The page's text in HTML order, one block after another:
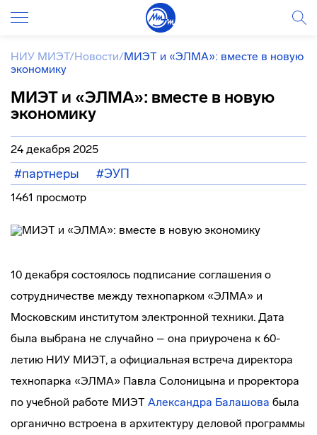
НИУ МИЭТ/Новости/МИЭТ и «ЭЛМА»: вместе в новую
экономику
МИЭТ и «ЭЛМА»: вместе в новую
экономику
24 декабря 2025
#партнеры #ЭУП
1461 просмотр
10 декабря состоялось подписание соглашения о
сотрудничестве между технопарком «ЭЛМА» и
Московским институтом электронной техники. Дата
была выбрана не случайно – она приурочена к 60-
летию НИУ МИЭТ, а официальная встреча директора
технопарка «ЭЛМА» Павла Солоницына и проректора
по учебной работе МИЭТ Александра Балашова была
органично встроена в архитектуру деловой программы